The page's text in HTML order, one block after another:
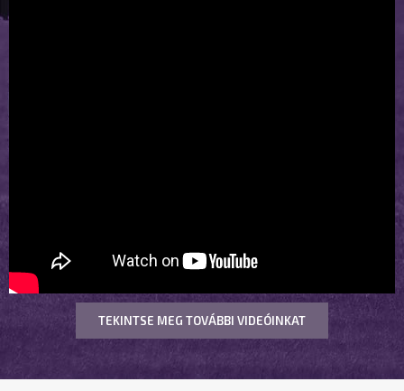
TEKINTSE MEG TOVÁBBI VIDEÓINKAT